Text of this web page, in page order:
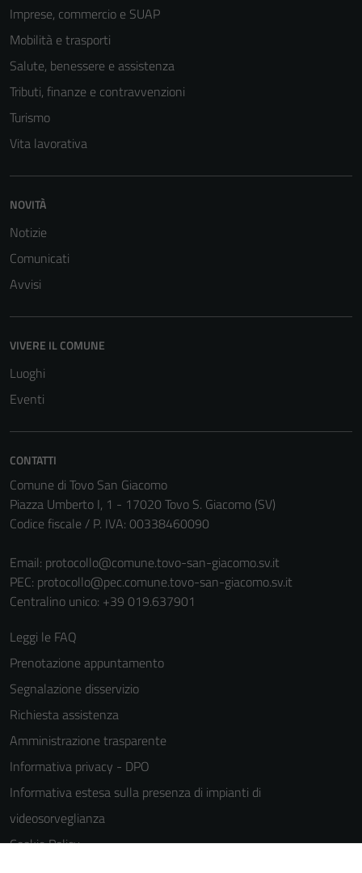
Imprese, commercio e SUAP
Mobilità e trasporti
Salute, benessere e assistenza
Tributi, finanze e contravvenzioni
Turismo
Vita lavorativa
NOVITÀ
Notizie
Comunicati
Avvisi
VIVERE IL COMUNE
Luoghi
Eventi
CONTATTI
Comune di Tovo San Giacomo
Piazza Umberto I, 1 - 17020 Tovo S. Giacomo (SV)
Codice fiscale / P. IVA: 00338460090
Email: protocollo@comune.tovo-san-giacomo.sv.it
PEC: protocollo@pec.comune.tovo-san-giacomo.sv.it
Centralino unico: +39 019.637901
Leggi le FAQ
Prenotazione appuntamento
Segnalazione disservizio
Richiesta assistenza
Amministrazione trasparente
Informativa privacy - DPO
Informativa estesa sulla presenza di impianti di
videosorveglianza
Cookie Policy
per il